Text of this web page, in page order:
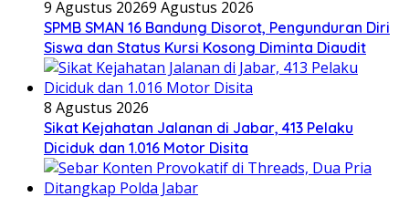
9 Agustus 20269 Agustus 2026
SPMB SMAN 16 Bandung Disorot, Pengunduran Diri
Siswa dan Status Kursi Kosong Diminta Diaudit
8 Agustus 2026
Sikat Kejahatan Jalanan di Jabar, 413 Pelaku
Diciduk dan 1.016 Motor Disita